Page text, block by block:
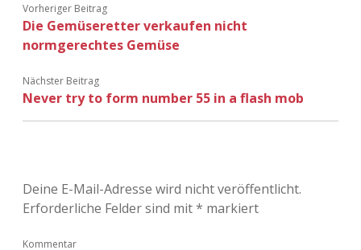
Vorheriger Beitrag
Die Gemüseretter verkaufen nicht
normgerechtes Gemüse
Nächster Beitrag
Never try to form number 55 in a flash mob
Deine E-Mail-Adresse wird nicht veröffentlicht.
Erforderliche Felder sind mit* markiert
Kommentar